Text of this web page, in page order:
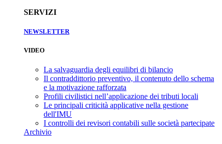
SERVIZI
NEWSLETTER
VIDEO
La salvaguardia degli equilibri di bilancio
Il contraddittorio preventivo, il contenuto dello schema
e la motivazione rafforzata
Profili civilistici nell’applicazione dei tributi locali
Le principali criticità applicative nella gestione
dell'IMU
I controlli dei revisori contabili sulle società partecipate
Archivio